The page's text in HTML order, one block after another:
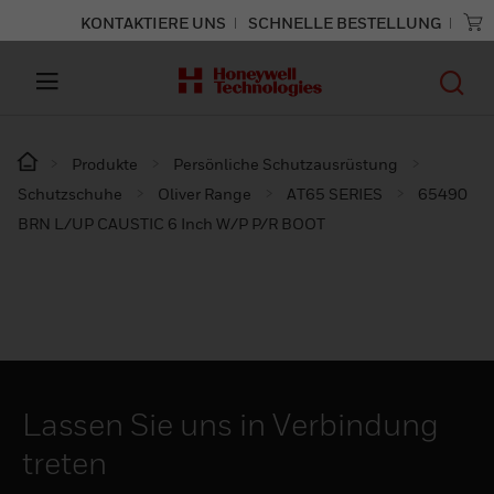
KONTAKTIERE UNS SCHNELLE BESTELLUNG
Produkte
Persönliche Schutzausrüstung
Schutzschuhe
Oliver Range AT65 SERIES
65490
BRN L/UP CAUSTIC 6 Inch W/P P/R BOOT
Lassen Sie uns in Verbindung
treten